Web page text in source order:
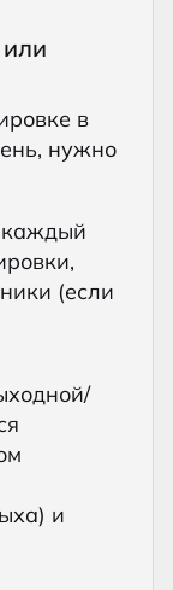
в
нужно
каждый
(если
и